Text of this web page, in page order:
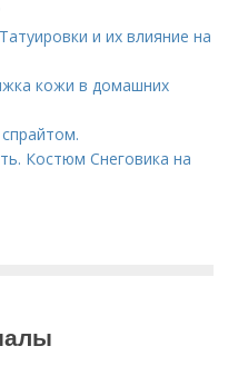
и их влияние на
кожи в домашних
Костюм Снеговика на